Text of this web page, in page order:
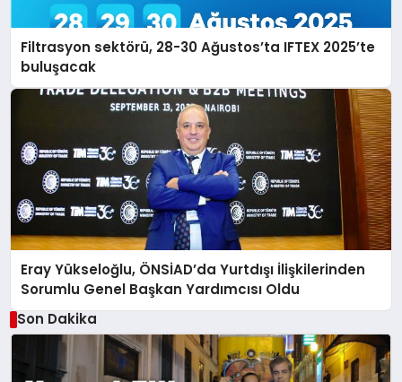
Filtrasyon sektörü, 28-30 Ağustos’ta IFTEX 2025’te
buluşacak
Eray Yükseloğlu, ÖNSİAD’da Yurtdışı İlişkilerinden
Sorumlu Genel Başkan Yardımcısı Oldu
Son Dakika